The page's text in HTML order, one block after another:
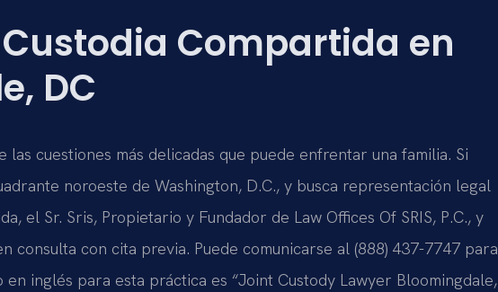
Compartida en
DC
las cuestiones más delicadas que puede enfrentar una familia. Si
noroeste de Washington, D.C., y busca representación legal
el Sr. Sris, Propietario y Fundador de Law Offices Of SRIS, P.C., y
consulta con cita previa. Puede comunicarse al (888) 437-7747 para
inglés para esta práctica es “Joint Custody Lawyer Bloomingdale,